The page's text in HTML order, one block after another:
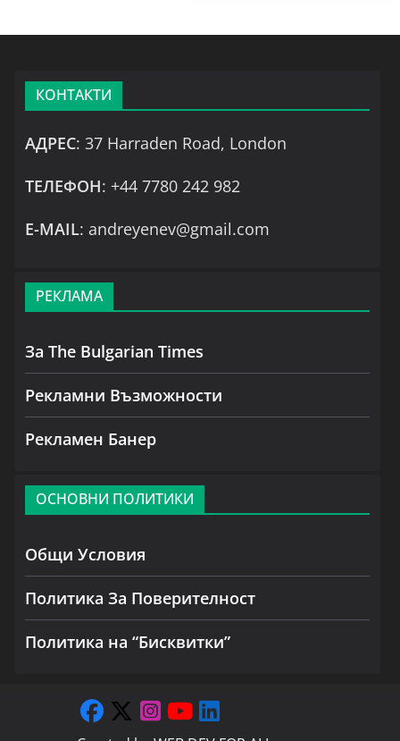
КОНТАКТИ
АДРЕС: 37 Harraden Road, London
ТЕЛЕФОН: +44 7780 242 982
Е-MAIL: andreyenev@gmail.com
РЕКЛАМА
За The Bulgarian Times
Рекламни Възможности
Рекламен Банер
ОСНОВНИ ПОЛИТИКИ
Общи Условия
Политика За Поверителност
Политика на “Бисквитки”